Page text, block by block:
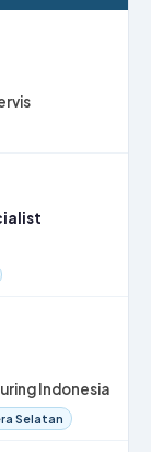
Indonesia
Selatan